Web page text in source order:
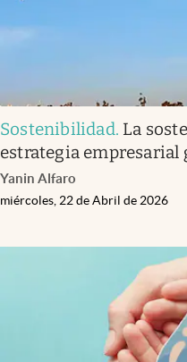
Sostenibilidad. La
estrategia empresarial
Yanin Alfaro
miércoles, 22 de Abril de 2026